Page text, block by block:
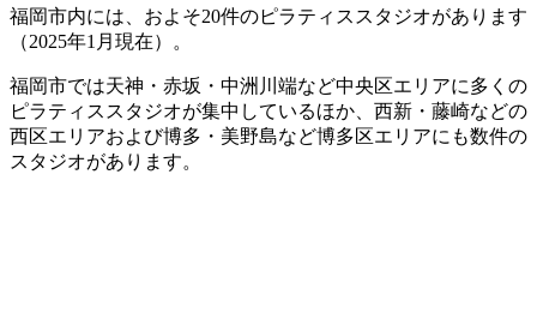
福岡市内には、およそ20件のピラティススタジオがあります
（2025年1月現在）。
福岡市では天神・赤坂・中洲川端など中央区エリアに多くの
ピラティススタジオが集中しているほか、西新・藤崎などの
西区エリアおよび博多・美野島など博多区エリアにも数件の
スタジオがあります。